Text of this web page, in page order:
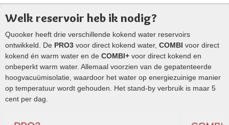
Welk reservoir heb ik nodig?
Quooker heeft drie verschillende kokend water reservoirs
ontwikkeld. De PRO3 voor direct kokend water, COMBI voor direct
kokend én warm water en de COMBI+ voor direct kokend en
onbeperkt warm water. Allemaal voorzien van de gepatenteerde
hoogvacuümisolatie, waardoor het water op energiezuinige manier
op temperatuur wordt gehouden. Het stand-by verbruik is maar 5
cent per dag.